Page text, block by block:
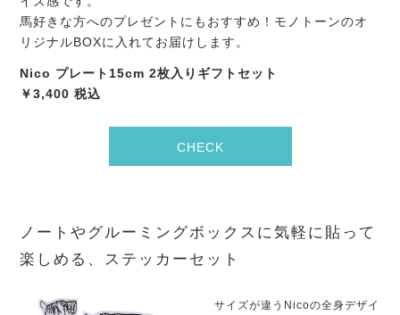
馬好きな方へのプレゼントにもおすすめ！モノトーンのオ
リジナルBOXに入れてお届けします。
Nico プレート15cm 2枚入りギフトセット
￥3,400 税込
CHECK
ノートやグルーミングボックスに気軽に貼って
楽しめる、ステッカーセット
サイズが違うNicoの全身デザイ